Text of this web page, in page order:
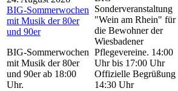
BIG-Sommerwochen
mit Musik der 80er
und 90er
BIG-Sommerwochen
mit Musik der 80er
und 90er ab 18:00
Uhr.
Sonderveranstaltung
"Wein am Rhein" für
die Bewohner der
Wiesbadener
Pflegevereine. 14:00
Uhr bis 17:00 Uhr
Offizielle Begrüßung
14:30 Uhr